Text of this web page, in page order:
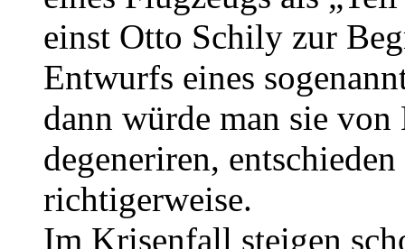
einst Otto Schily zur
Entwurfs eines
dann würde man sie von
degeneriren,
richtigerweise.
Im Krisenfall steigen